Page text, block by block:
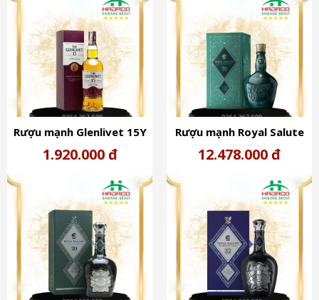
Rượu mạnh Glenlivet 15Y
Scotland 40%
1.920.000 đ
​Rượu mạnh Royal Salute
26Y Scotland 40%
12.478.000 đ